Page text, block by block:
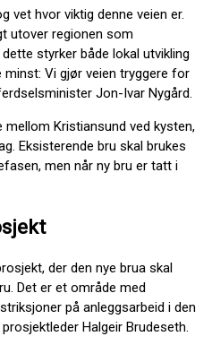
vet hvor viktig denne veien er.
utover regionen som
styrker både lokal utvikling
minst: Vi gjør veien tryggere for
Jon-Ivar Nygård.
mellom Kristiansund ved kysten,
Eksisterende bru skal brukes
men når ny bru er tatt i
der den nye brua skal
Det er et område med
på anleggsarbeid i den
Halgeir Brudeseth.